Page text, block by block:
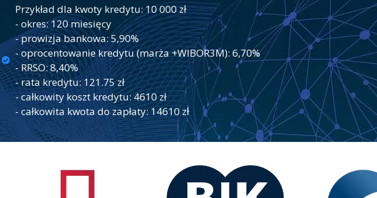
Przykład dla kwoty kredytu: 10 000 zł
- okres: 120 miesięcy
- prowizja bankowa: 5,90%
- oprocentowanie kredytu (marża +WIBOR3M): 6,70%
- RRSO: 8,40%
- rata kredytu: 121.75 zł
- całkowity koszt kredytu: 4610 zł
- całkowita kwota do zapłaty: 14610 zł